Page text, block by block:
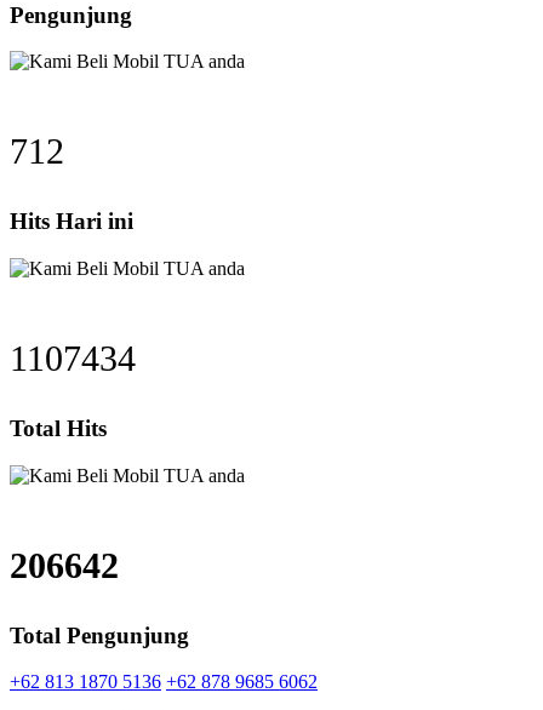
Pengunjung
712
Hits Hari ini
1107434
Total Hits
206642
Total Pengunjung
+62 813 1870 5136 +62 878 9685 6062